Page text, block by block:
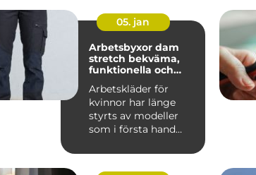
05. jan
Arbetsbyxor dam
stretch bekväma,
funktionella och
Arbetskläder för
kvinnor har länge
styrts av modeller
som i första hand